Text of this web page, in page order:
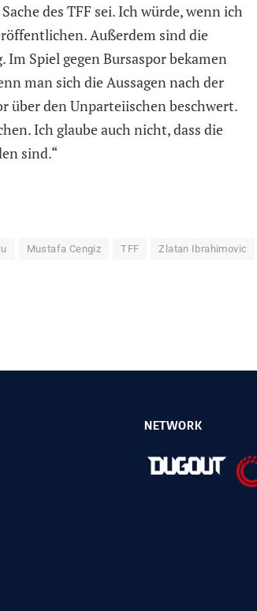
des TFF sei. Ich würde, wenn ich
Außerdem sind die
Spiel gegen Bursaspor bekamen
man sich die Aussagen nach der
über den Unparteiischen beschwert.
Ich glaube auch nicht, dass die
sind.“
Mustafa Cengiz TFF Zlatan Ibrahimovic
NETWORK